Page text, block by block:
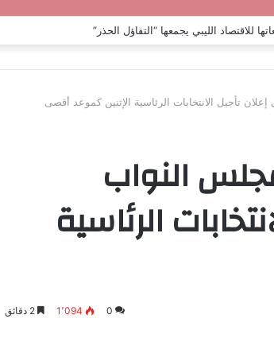
الاستقلال والانقلاب (1951 – 1969)
تأجيل الانتخابات الرئاسية الإثنين كموعد أقصى
النواب
الرئاسية
0 1٬094 2 دقائق